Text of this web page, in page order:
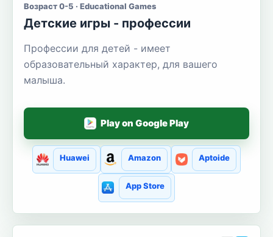
Возраст 0-5 · Educational Games
Детские игры - профессии
Профессии для детей - имеет
образовательный характер, для вашего
малыша.
Play on Google Play
Huawei Amazon Aptoide
App Store